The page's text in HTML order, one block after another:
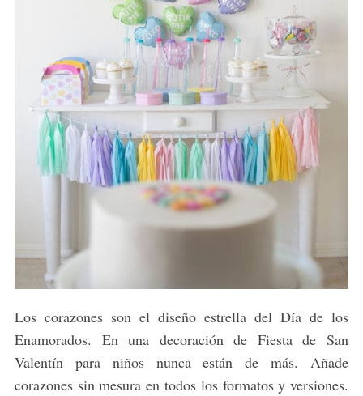
Los corazones son el diseño estrella del Día de los
Enamorados. En una decoración de Fiesta de San
Valentín para niños nunca están de más. Añade
corazones sin mesura en todos los formatos y versiones.